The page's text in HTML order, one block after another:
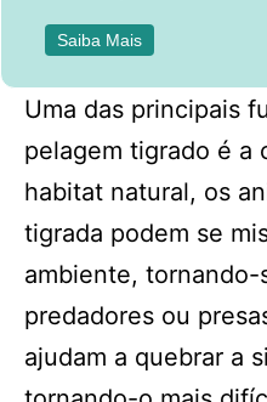
Saiba Mais
Uma das principais
pelagem tigrado é a
habitat natural, os
tigrada podem se
ambiente, tornando-
predadores ou
ajudam a quebrar a